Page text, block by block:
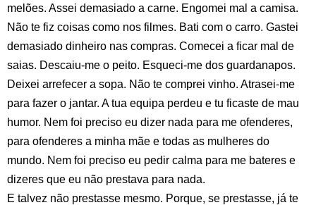
melões. Assei demasiado a carne. Engomei mal a camisa.
Não te fiz coisas como nos filmes. Bati com o carro. Gastei
demasiado dinheiro nas compras. Comecei a ficar mal de
saias. Descaiu-me o peito. Esqueci-me dos guardanapos.
Deixei arrefecer a sopa. Não te comprei vinho. Atrasei-me
para fazer o jantar. A tua equipa perdeu e tu ficaste de mau
humor. Nem foi preciso eu dizer nada para me ofenderes,
para ofenderes a minha mãe e todas as mulheres do
mundo. Nem foi preciso eu pedir calma para me bateres e
dizeres que eu não prestava para nada.
E talvez não prestasse mesmo. Porque, se prestasse, já te